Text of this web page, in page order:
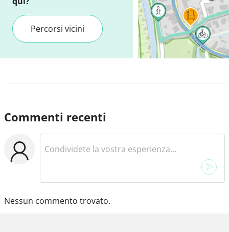
Percorsi vicini
Commenti recenti
Nessun commento trovato.